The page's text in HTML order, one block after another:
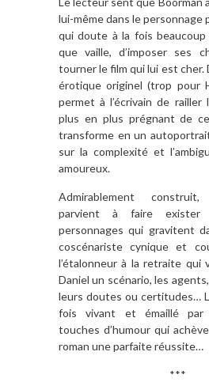
lui-même dans le personnage
qui doute à la fois
que vaille, d’imposer ses
tourner le film qui lui est cher.
érotique originel (trop pour
permet à l’écrivain de railler
plus en plus prégnant de
transforme en un
sur la complexité et
amoureux.
Admirablement construit,
parvient à faire exister
personnages qui gravitent
coscénariste cynique et
l’étalonneur à la retraite qui
Daniel un scénario, les
leurs doutes ou certitudes…
fois vivant et émaillé par
touches d’humour qui
roman une parfaite réussite…
***